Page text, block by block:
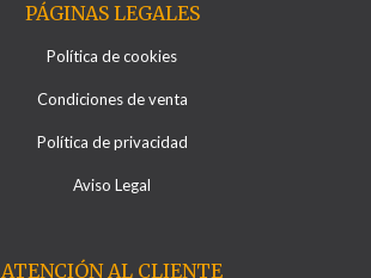
PÁGINAS LEGALES
Política de cookies
Condiciones de venta
Política de privacidad
Aviso Legal
ATENCIÓN AL CLIENTE